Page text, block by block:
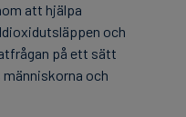
att hjälpa
och
på ett sätt
och